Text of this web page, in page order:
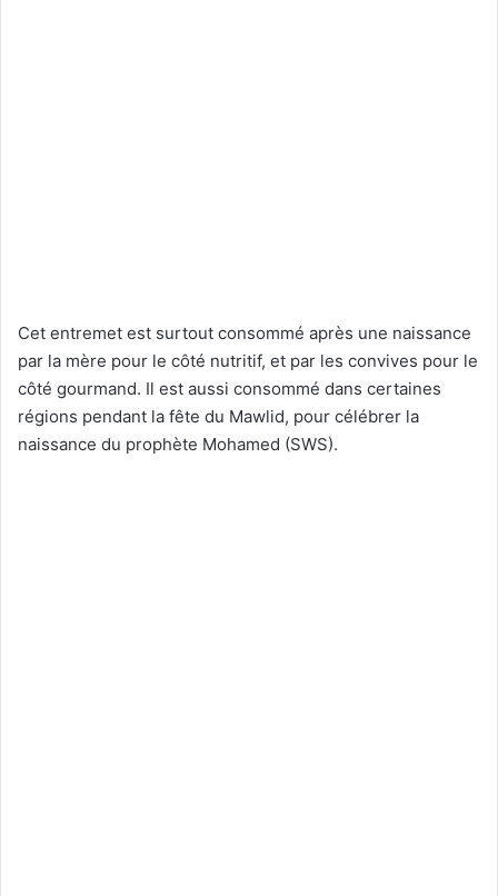
Cet entremet est surtout consommé après une naissance
par la mère pour le côté nutritif, et par les convives pour le
côté gourmand. Il est aussi consommé dans certaines
régions pendant la fête du Mawlid, pour célébrer la
naissance du prophète Mohamed (SWS).